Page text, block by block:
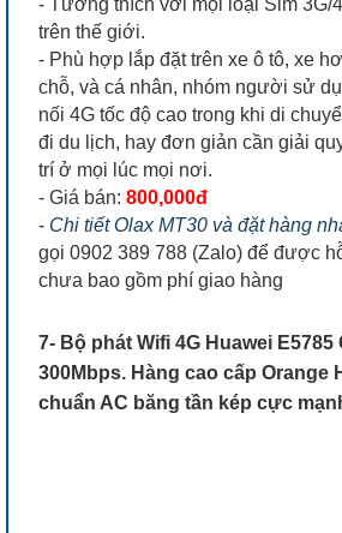
trên thế giới.
- Phù hợp lắp đặt trên xe ô tô, xe
chỗ, và cá nhân, nhóm người sử
nối 4G tốc độ cao trong khi di
đi du lịch, hay đơn giản cần giải
trí ở mọi lúc mọi nơi.
- Giá bán: 800,000đ
- Chi tiết Olax MT30 và đặt hàng
gọi 0902 389 788 (Zalo) để được
chưa bao gồm phí giao hàng
7- Bộ phát Wifi 4G Huawei
300Mbps. Hàng cao cấp Orange
chuẩn AC băng tần kép cực